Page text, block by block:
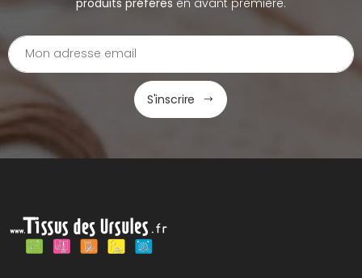
S'inscrire